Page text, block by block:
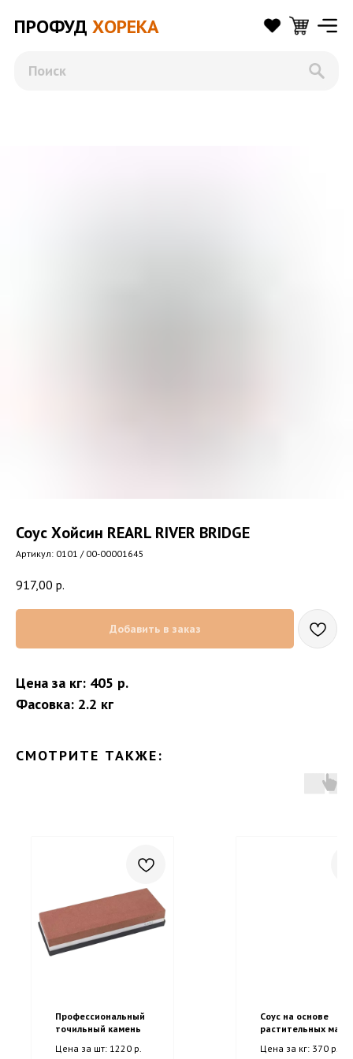
ПРОФУД ХОРЕКА
Поиск
Соус Хойсин REARL RIVER BRIDGE
Артикул: 0101 / 00-00001645
917,00 р.
Добавить в заказ
Цена за кг: 405 р.
Фасовка: 2.2 кг
СМОТРИТЕ ТАКЖЕ:
Профессиональный
точильный камень
Цена за шт: 1220 р.
Соус на основе
растительных
professional
Цена за кг: 370 р.